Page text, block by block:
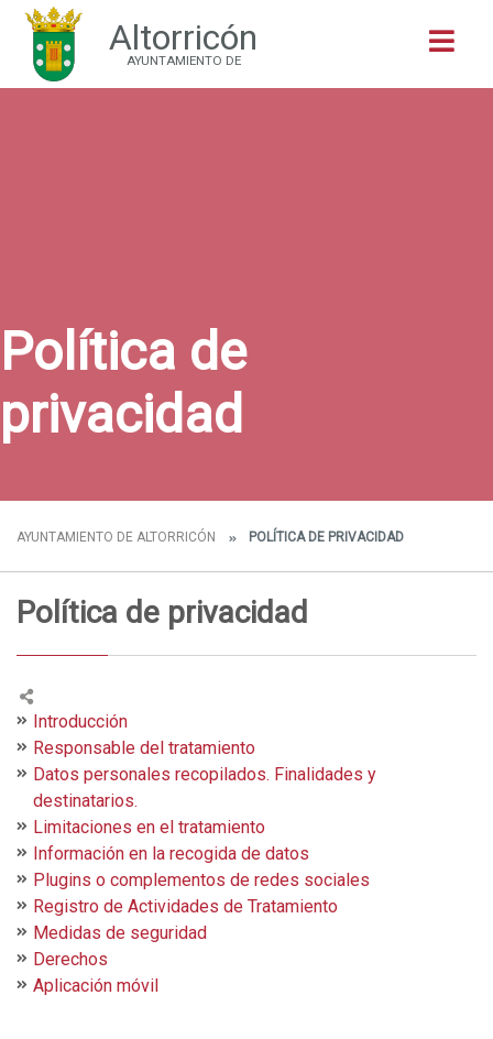
Altorricón
AYUNTAMIENTO DE
Política de
privacidad
AYUNTAMIENTO DE ALTORRICÓN POLÍTICA DE PRIVACIDAD
Política de privacidad
Introducción
Responsable del tratamiento
Datos personales recopilados. Finalidades y
destinatarios.
Limitaciones en el tratamiento
Información en la recogida de datos
Plugins o complementos de redes sociales
Registro de Actividades de Tratamiento
Medidas de seguridad
Derechos
Aplicación móvil